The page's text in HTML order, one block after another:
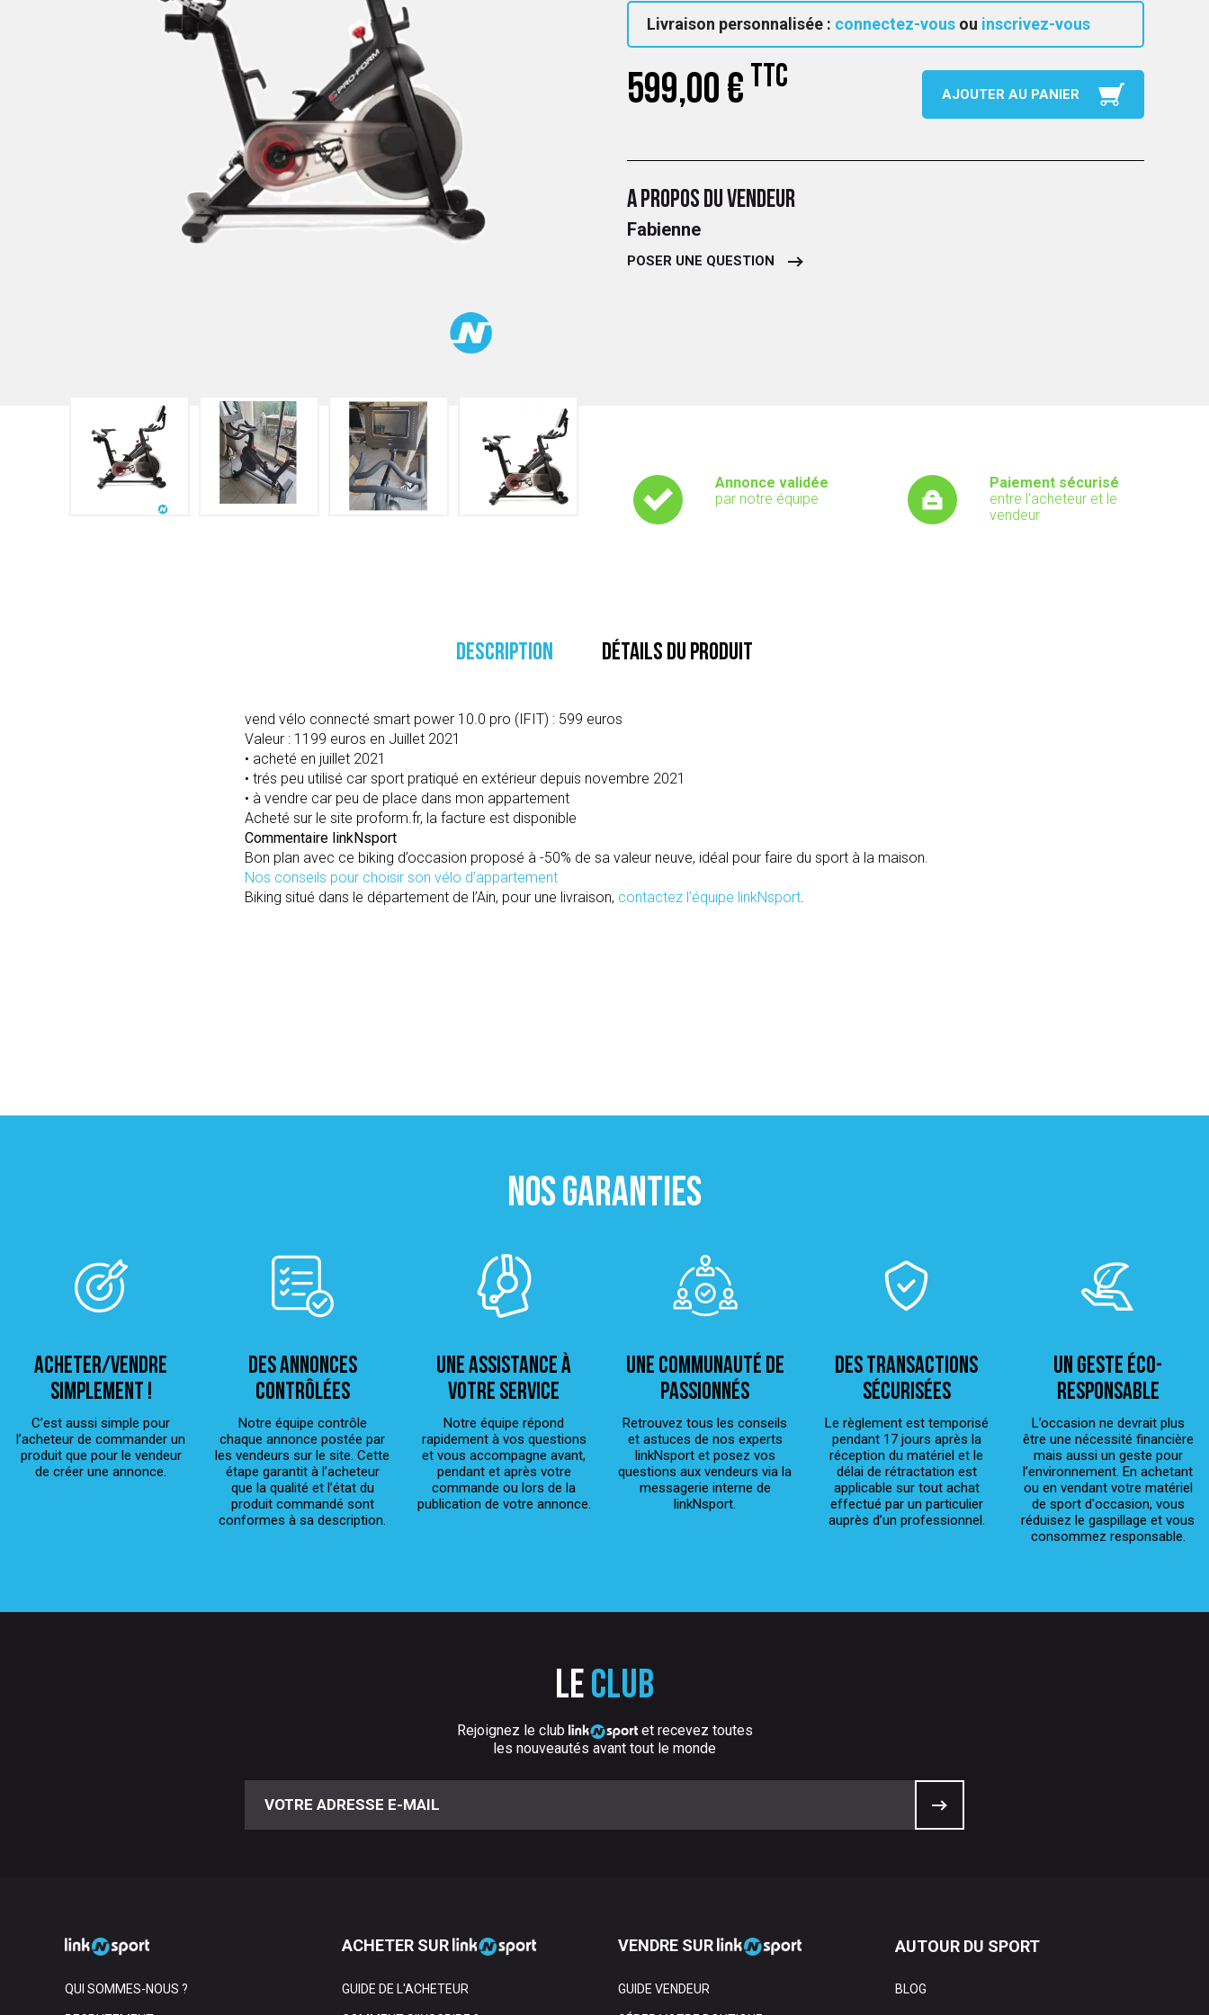
Livraison personnalisée : connectez-vous ou inscrivez-vous
599,00 € TTC AJOUTER AU PANIER
A PROPOS DU VENDEUR
Fabienne
POSER UNE QUESTION
Annonce validée
par notre équipe
Paiement sécurisé
entre l'acheteur et le
vendeur
DESCRIPTION DÉTAILS DU PRODUIT
vend vélo connecté smart power 10.0 pro (IFIT) : 599 euros
Valeur : 1199 euros en Juillet 2021
• acheté en juillet 2021
• trés peu utilisé car sport pratiqué en extérieur depuis novembre 2021
• à vendre car peu de place dans mon appartement
Acheté sur le site proform.fr, la facture est disponible
Commentaire linkNsport
Bon plan avec ce biking d’occasion proposé à -50% de sa valeur neuve, idéal pour faire du sport à la maison.
Nos conseils pour choisir son vélo d’appartement
Biking situé dans le département de l’Ain, pour une livraison, contactez l’équipe linkNsport.
NOS GARANTIES
ACHETER/VENDRE
simplement !
C’est aussi simple pour
l’acheteur de commander un
produit que pour le vendeur
de créer une annonce.
Des annonces
contrôlées
Notre équipe contrôle
chaque annonce postée par
les vendeurs sur le site. Cette
étape garantit à l’acheteur
que la qualité et l’état du
produit commandé sont
conformes à sa description.
Une assistance à
votre service
Notre équipe répond
rapidement à vos questions
et vous accompagne avant,
pendant et après votre
commande ou lors de la
publication de votre annonce.
Une Communauté de
passionnés
Retrouvez tous les conseils
et astuces de nos experts
linkNsport et posez vos
questions aux vendeurs via la
messagerie interne de
linkNsport.
Des transactions
sécurisées
Le règlement est temporisé
pendant 17 jours après la
réception du matériel et le
délai de rétractation est
applicable sur tout achat
effectué par un particulier
auprès d’un professionnel.
Un geste éco-
responsable
L’occasion ne devrait plus
être une nécessité financière
mais aussi un geste pour
l’environnement. En achetant
ou en vendant votre matériel
de sport d'occasion, vous
réduisez le gaspillage et vous
consommez responsable.
Le club
Rejoignez le club
et recevez toutes
les nouveautés avant tout le monde
QUI SOMMES-NOUS ?
ACHETER SUR
GUIDE DE L'ACHETEUR
VENDRE SUR
GUIDE VENDEUR
AUTOUR DU SPORT
BLOG